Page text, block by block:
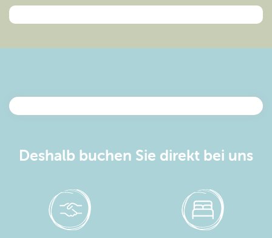
Deshalb buchen Sie direkt bei uns